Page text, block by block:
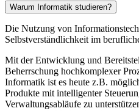
Warum Informatik studieren?
Die Nutzung von
Selbstverständlichkeit im
Mit der Entwicklung und
Beherrschung hochkomplexer
Informatik ist es heute z.B.
Produkte mit intelligenter
Verwaltungsabläufe zu